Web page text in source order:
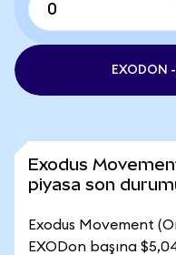
EXODON
Exodus
piyasa son
Exodus Movement
EXODon başına